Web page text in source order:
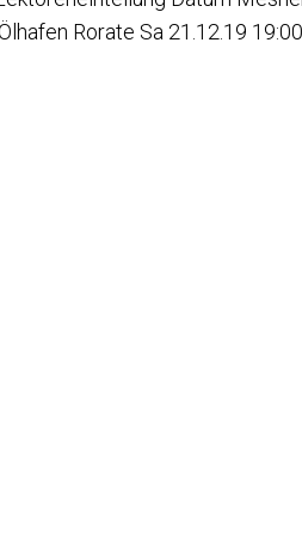
Rorate Sa 21.12.19